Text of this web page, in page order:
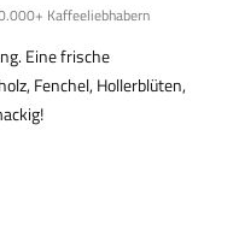
Kaffeeliebhabern
Eine frische
Fenchel, Hollerblüten,